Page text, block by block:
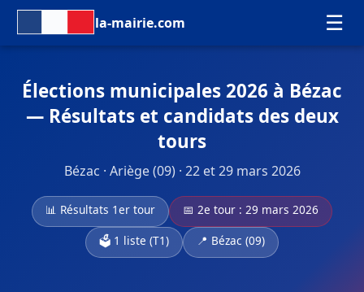
la-mairie.com ☰
Élections municipales 2026 à Bézac
— Résultats et candidats des deux
tours
Bézac · Ariège (09) · 22 et 29 mars 2026
📊 Résultats 1er tour
📅 2e tour : 29 mars 2026
🗳️ 1 liste (T1)
📍 Bézac (09)